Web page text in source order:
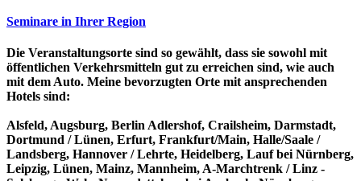
Seminare in Ihrer Region
Die Veranstaltungsorte sind so gewählt, dass sie sowohl mit
öffentlichen Verkehrsmitteln gut zu erreichen sind, wie auch
mit dem Auto. Meine bevorzugten Orte mit ansprechenden
Hotels sind:
Alsfeld, Augsburg, Berlin Adlershof, Crailsheim, Darmstadt,
Dortmund / Lünen, Erfurt, Frankfurt/Main, Halle/Saale /
Landsberg, Hannover / Lehrte, Heidelberg, Lauf bei Nürnberg,
Leipzig, Lünen, Mainz, Mannheim, A-Marchtrenk / Linz -